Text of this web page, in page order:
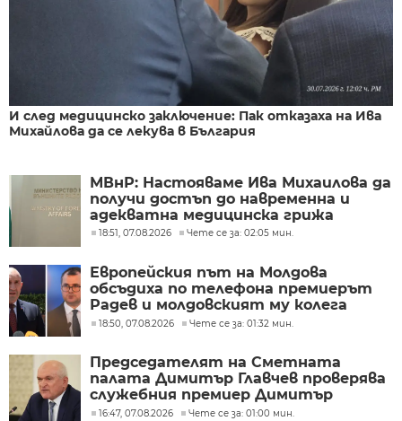
И след медицинско заключение: Пак отказаха на Ива
Михайлова да се лекува в България
МВнР: Настояваме Ива Михаилова да
получи достъп до навременна и
адекватна медицинска грижа
18:51, 07.08.2026 Чете се за: 02:05 мин.
Европейския път на Молдова
обсъдиха по телефона премиерът
Радев и молдовският му колега
Тофан
18:50, 07.08.2026 Чете се за: 01:32 мин.
Председателят на Сметната
палата Димитър Главчев проверява
служебния премиер Димитър
Главчев?
16:47, 07.08.2026 Чете се за: 01:00 мин.